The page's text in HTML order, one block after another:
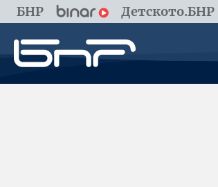
БНР Детското.БНР